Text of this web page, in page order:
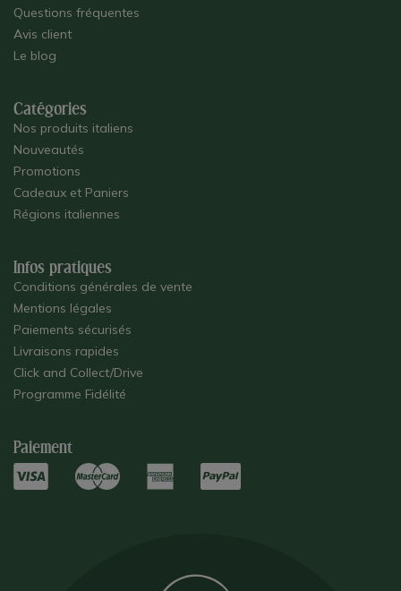
Questions fréquentes
Avis client
Le blog
Catégories
Nos produits italiens
Nouveautés
Promotions
Cadeaux et Paniers
Régions italiennes
Infos pratiques
Conditions générales de vente
Mentions légales
Paiements sécurisés
Livraisons rapides
Click and Collect/Drive
Programme Fidélité
Paiement